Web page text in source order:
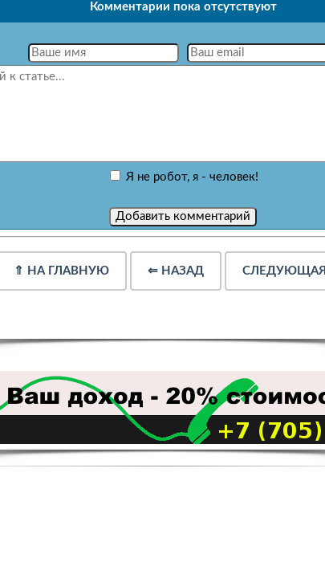
Комментарии пока отсутствуют
Я не робот, я - человек!
⇑ НА ГЛАВНУЮ ⇐ НАЗАД СЛЕДУЮЩАЯ